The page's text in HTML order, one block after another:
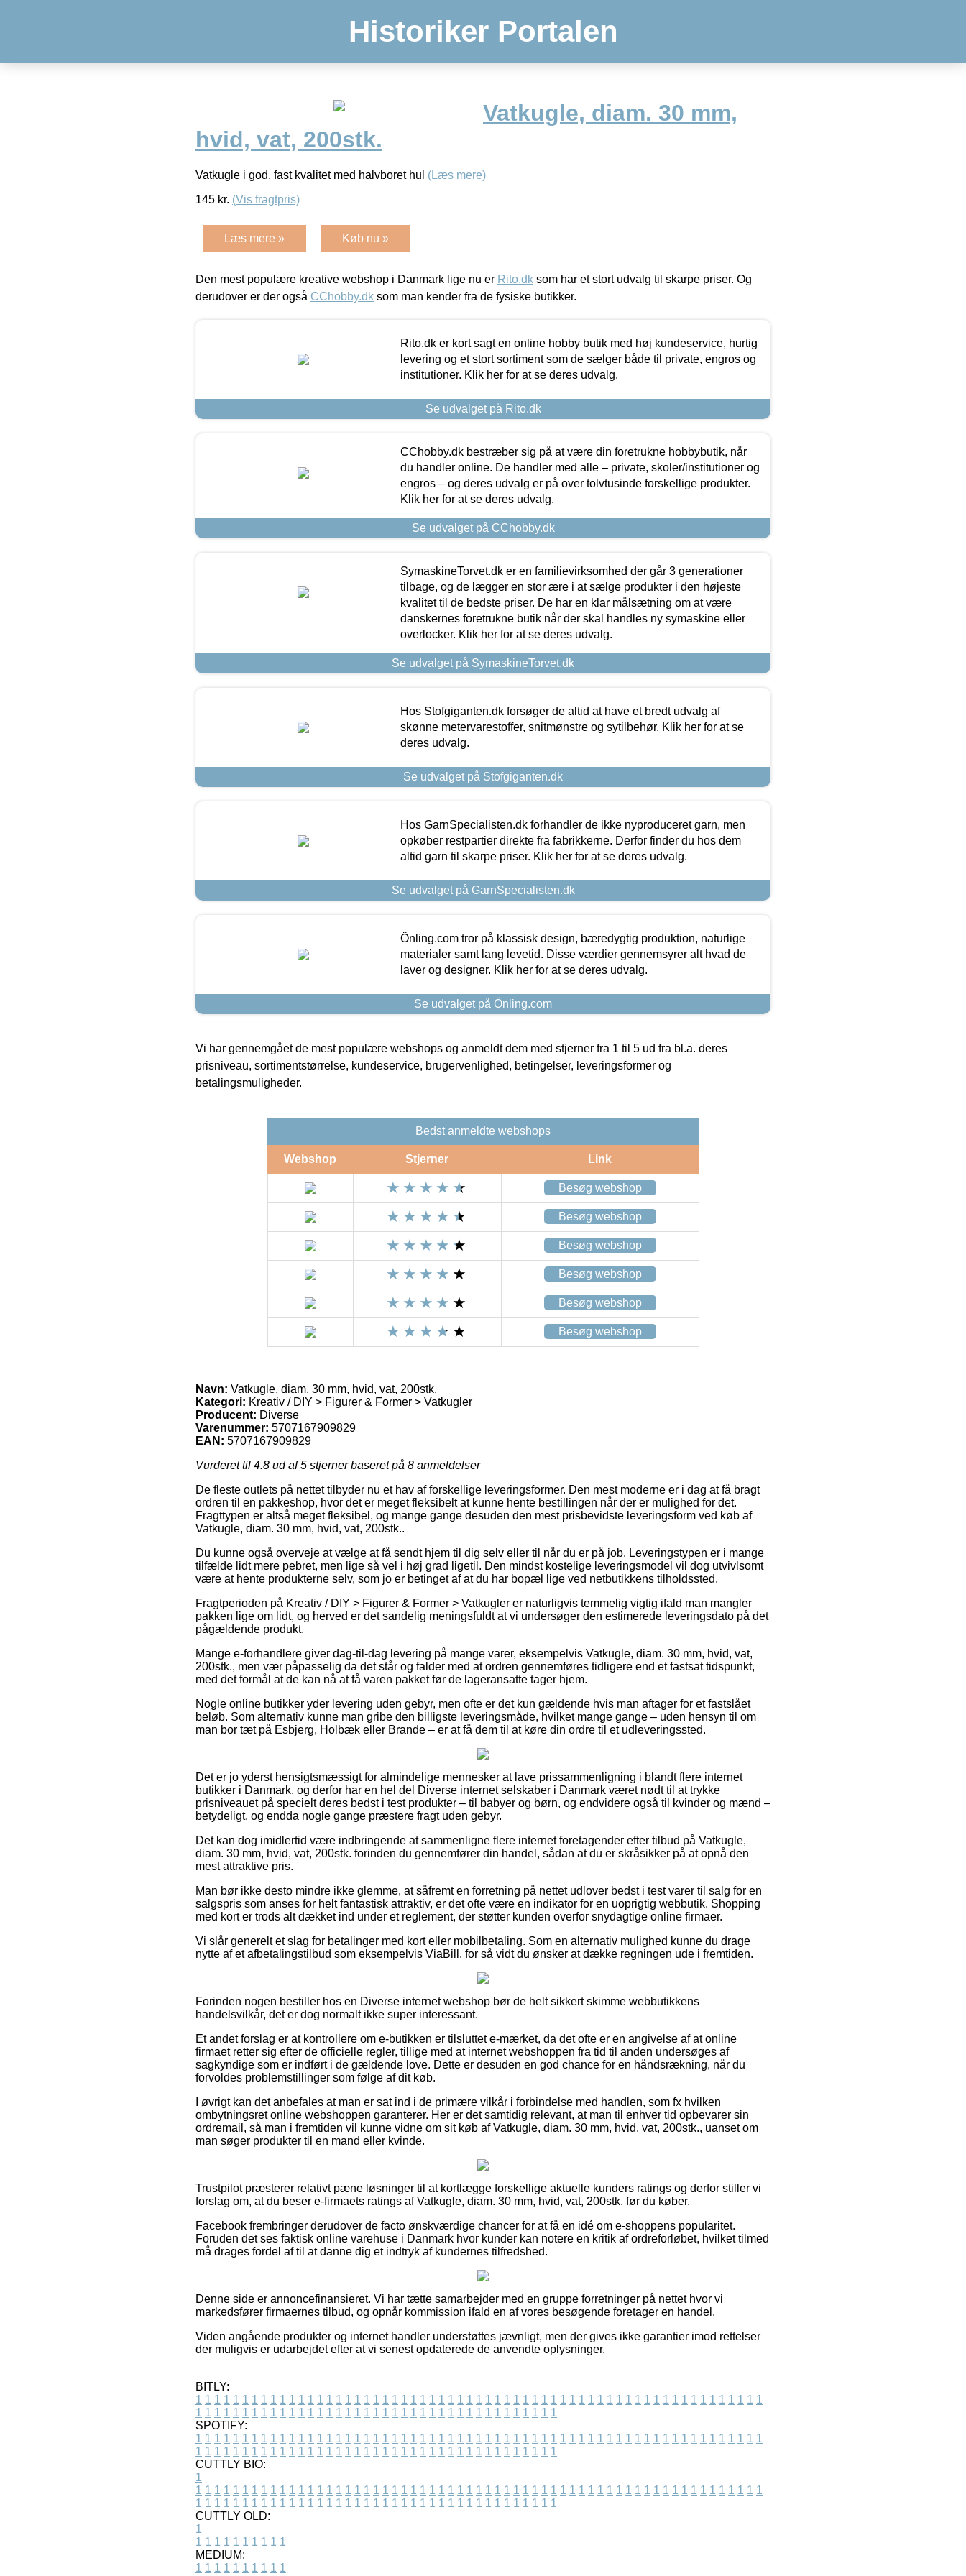
Historiker Portalen
Vatkugle, diam. 30 mm,
hvid, vat, 200stk.
Vatkugle i god, fast kvalitet med halvboret hul (Læs mere)
145 kr. (Vis fragtpris)
Læs mere » Køb nu »
Den mest populære kreative webshop i Danmark lige nu er Rito.dk som har et stort udvalg til skarpe priser. Og
derudover er der også CChobby.dk som man kender fra de fysiske butikker.
Rito.dk er kort sagt en online hobby butik med høj kundeservice, hurtig
levering og et stort sortiment som de sælger både til private, engros og
institutioner. Klik her for at se deres udvalg.
Se udvalget på Rito.dk
CChobby.dk bestræber sig på at være din foretrukne hobbybutik, når
du handler online. De handler med alle – private, skoler/institutioner og
engros – og deres udvalg er på over tolvtusinde forskellige produkter.
Klik her for at se deres udvalg.
Se udvalget på CChobby.dk
SymaskineTorvet.dk er en familievirksomhed der går 3 generationer
tilbage, og de lægger en stor ære i at sælge produkter i den højeste
kvalitet til de bedste priser. De har en klar målsætning om at være
danskernes foretrukne butik når der skal handles ny symaskine eller
overlocker. Klik her for at se deres udvalg.
Se udvalget på SymaskineTorvet.dk
Hos Stofgiganten.dk forsøger de altid at have et bredt udvalg af
skønne metervarestoffer, snitmønstre og sytilbehør. Klik her for at se
deres udvalg.
Se udvalget på Stofgiganten.dk
Hos GarnSpecialisten.dk forhandler de ikke nyproduceret garn, men
opkøber restpartier direkte fra fabrikkerne. Derfor finder du hos dem
altid garn til skarpe priser. Klik her for at se deres udvalg.
Se udvalget på GarnSpecialisten.dk
Önling.com tror på klassisk design, bæredygtig produktion, naturlige
materialer samt lang levetid. Disse værdier gennemsyrer alt hvad de
laver og designer. Klik her for at se deres udvalg.
Se udvalget på Önling.com
Vi har gennemgået de mest populære webshops og anmeldt dem med stjerner fra 1 til 5 ud fra bl.a. deres
prisniveau, sortimentstørrelse, kundeservice, brugervenlighed, betingelser, leveringsformer og
betalingsmuligheder.
Bedst anmeldte webshops
Webshop Stjerner Link
Besøg webshop
Besøg webshop
Besøg webshop
Besøg webshop
Besøg webshop
Besøg webshop
Navn: Vatkugle, diam. 30 mm, hvid, vat, 200stk.
Kategori: Kreativ / DIY > Figurer & Former > Vatkugler
Producent: Diverse
Varenummer: 5707167909829
EAN: 5707167909829
Vurderet til 4.8 ud af 5 stjerner baseret på 8 anmeldelser
De fleste outlets på nettet tilbyder nu et hav af forskellige leveringsformer. Den mest moderne er i dag at få bragt
ordren til en pakkeshop, hvor det er meget fleksibelt at kunne hente bestillingen når der er mulighed for det.
Fragttypen er altså meget fleksibel, og mange gange desuden den mest prisbevidste leveringsform ved køb af
Vatkugle, diam. 30 mm, hvid, vat, 200stk..
Du kunne også overveje at vælge at få sendt hjem til dig selv eller til når du er på job. Leveringstypen er i mange
tilfælde lidt mere pebret, men lige så vel i høj grad ligetil. Den mindst kostelige leveringsmodel vil dog utvivlsomt
være at hente produkterne selv, som jo er betinget af at du har bopæl lige ved netbutikkens tilholdssted.
Fragtperioden på Kreativ / DIY > Figurer & Former > Vatkugler er naturligvis temmelig vigtig ifald man mangler
pakken lige om lidt, og herved er det sandelig meningsfuldt at vi undersøger den estimerede leveringsdato på det
pågældende produkt.
Mange e-forhandlere giver dag-til-dag levering på mange varer, eksempelvis Vatkugle, diam. 30 mm, hvid, vat,
200stk., men vær påpasselig da det står og falder med at ordren gennemføres tidligere end et fastsat tidspunkt,
med det formål at de kan nå at få varen pakket før de lageransatte tager hjem.
Nogle online butikker yder levering uden gebyr, men ofte er det kun gældende hvis man aftager for et fastslået
beløb. Som alternativ kunne man gribe den billigste leveringsmåde, hvilket mange gange – uden hensyn til om
man bor tæt på Esbjerg, Holbæk eller Brande – er at få dem til at køre din ordre til et udleveringssted.
Det er jo yderst hensigtsmæssigt for almindelige mennesker at lave prissammenligning i blandt flere internet
butikker i Danmark, og derfor har en hel del Diverse internet selskaber i Danmark været nødt til at trykke
prisniveauet på specielt deres bedst i test produkter – til babyer og børn, og endvidere også til kvinder og mænd –
betydeligt, og endda nogle gange præstere fragt uden gebyr.
Det kan dog imidlertid være indbringende at sammenligne flere internet foretagender efter tilbud på Vatkugle,
diam. 30 mm, hvid, vat, 200stk. forinden du gennemfører din handel, sådan at du er skråsikker på at opnå den
mest attraktive pris.
Man bør ikke desto mindre ikke glemme, at såfremt en forretning på nettet udlover bedst i test varer til salg for en
salgspris som anses for helt fantastisk attraktiv, er det ofte være en indikator for en uoprigtig webbutik. Shopping
med kort er trods alt dækket ind under et reglement, der støtter kunden overfor snydagtige online firmaer.
Vi slår generelt et slag for betalinger med kort eller mobilbetaling. Som en alternativ mulighed kunne du drage
nytte af et afbetalingstilbud som eksempelvis ViaBill, for så vidt du ønsker at dække regningen ude i fremtiden.
Forinden nogen bestiller hos en Diverse internet webshop bør de helt sikkert skimme webbutikkens
handelsvilkår, det er dog normalt ikke super interessant.
Et andet forslag er at kontrollere om e-butikken er tilsluttet e-mærket, da det ofte er en angivelse af at online
firmaet retter sig efter de officielle regler, tillige med at internet webshoppen fra tid til anden undersøges af
sagkyndige som er indført i de gældende love. Dette er desuden en god chance for en håndsrækning, når du
forvoldes problemstillinger som følge af dit køb.
I øvrigt kan det anbefales at man er sat ind i de primære vilkår i forbindelse med handlen, som fx hvilken
ombytningsret online webshoppen garanterer. Her er det samtidig relevant, at man til enhver tid opbevarer sin
ordremail, så man i fremtiden vil kunne vidne om sit køb af Vatkugle, diam. 30 mm, hvid, vat, 200stk., uanset om
man søger produkter til en mand eller kvinde.
Trustpilot præsterer relativt pæne løsninger til at kortlægge forskellige aktuelle kunders ratings og derfor stiller vi
forslag om, at du beser e-firmaets ratings af Vatkugle, diam. 30 mm, hvid, vat, 200stk. før du køber.
Facebook frembringer derudover de facto ønskværdige chancer for at få en idé om e-shoppens popularitet.
Foruden det ses faktisk online varehuse i Danmark hvor kunder kan notere en kritik af ordreforløbet, hvilket tilmed
må drages fordel af til at danne dig et indtryk af kundernes tilfredshed.
Denne side er annoncefinansieret. Vi har tætte samarbejder med en gruppe forretninger på nettet hvor vi
markedsfører firmaernes tilbud, og opnår kommission ifald en af vores besøgende foretager en handel.
Viden angående produkter og internet handler understøttes jævnligt, men der gives ikke garantier imod rettelser
der muligvis er udarbejdet efter at vi senest opdaterede de anvendte oplysninger.
BITLY:
1 1 1 1 1 1 1 1 1 1 1 1 1 1 1 1 1 1 1 1 1 1 1 1 1 1 1 1 1 1 1 1 1 1 1 1 1 1 1 1 1 1 1 1 1 1 1 1 1 1 1 1 1 1 1 1 1 1 1 1 1
1 1 1 1 1 1 1 1 1 1 1 1 1 1 1 1 1 1 1 1 1 1 1 1 1 1 1 1 1 1 1 1 1 1 1 1 1 1 1
SPOTIFY:
1 1 1 1 1 1 1 1 1 1 1 1 1 1 1 1 1 1 1 1 1 1 1 1 1 1 1 1 1 1 1 1 1 1 1 1 1 1 1 1 1 1 1 1 1 1 1 1 1 1 1 1 1 1 1 1 1 1 1 1 1
1 1 1 1 1 1 1 1 1 1 1 1 1 1 1 1 1 1 1 1 1 1 1 1 1 1 1 1 1 1 1 1 1 1 1 1 1 1 1
CUTTLY BIO:
1
1 1 1 1 1 1 1 1 1 1 1 1 1 1 1 1 1 1 1 1 1 1 1 1 1 1 1 1 1 1 1 1 1 1 1 1 1 1 1 1 1 1 1 1 1 1 1 1 1 1 1 1 1 1 1 1 1 1 1 1 1
1 1 1 1 1 1 1 1 1 1 1 1 1 1 1 1 1 1 1 1 1 1 1 1 1 1 1 1 1 1 1 1 1 1 1 1 1 1 1
CUTTLY OLD:
1
1 1 1 1 1 1 1 1 1 1
MEDIUM:
1 1 1 1 1 1 1 1 1 1